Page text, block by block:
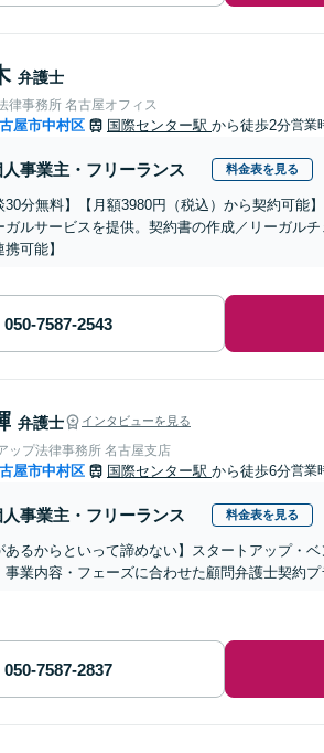
弁護士
律事務所 名古屋オフィス
屋市中村区 国際センター駅 から徒歩2分営業
人事業主・フリーランス 料金表を見る
30分無料】【月額3980円（税込）から契約可
ガルサービスを提供。契約書の作成／リーガル
携可能】
弁護士 インタビューを見る
ップ法律事務所 名古屋支店
屋市中村区 国際センター駅 から徒歩6分営業
人事業主・フリーランス 料金表を見る
あるからといって諦めない】スタートアップ・
事業内容・フェーズに合わせた顧問弁護士契約